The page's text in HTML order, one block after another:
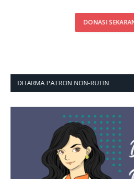
DONASI
DHARMA PATRON NON-RUTIN